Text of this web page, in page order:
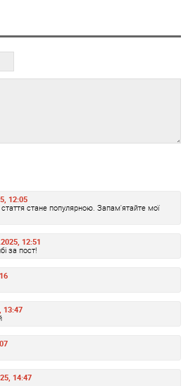
12:05
стане популярною. Запам'ятайте мої
12:51
за пост!
13:47
14:47